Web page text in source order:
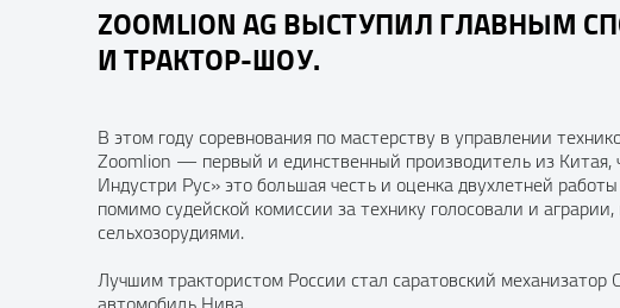
ZOOMLION AG ВЫСТУПИЛ ГЛАВНЫМ
И ТРАКТОР-ШОУ.
В этом году соревнования по мастерству в управлении
Zoomlion — первый и единственный производитель из Китая,
Индустри Рус» это большая честь и оценка двухлетней
помимо судейской комиссии за технику голосовали и
сельхозорудиями.
Лучшим трактористом России стал саратовский